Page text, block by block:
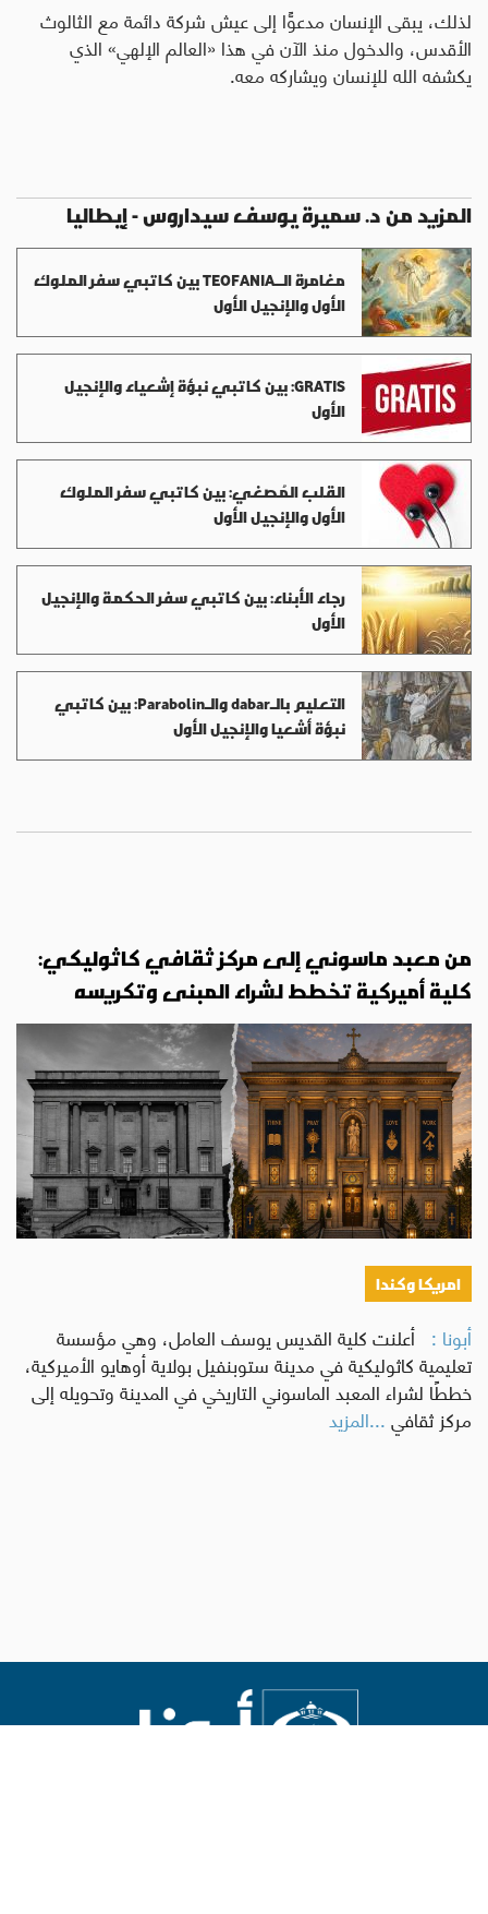
لذلك، يبقى الإنسان مدعوًّا إلى عيش شركة دائمة مع الثالوث
الأقدس، والدخول منذ الآن في هذا «العالم الإلهي» الذي
يكشفه الله للإنسان ويشاركه معه.
المزيد من د. سميرة يوسف سيداروس - إيطاليا
مغامرة الــTEOFANIA بين كاتبي سفر الملوك
الأول والإنجيل الأول
GRATIS: بين كاتبي نبؤة إشعياء والإنجيل
الأول
القلب المُصغي: بين كاتبي سفر الملوك
الأول والإنجيل الأول
رجاء الأبناء: بين كاتبي سفر الحكمة والإنجيل
الأول
التعليم بالـdabar والـParabolin: بين كاتبي
نبؤة أشعيا والإنجيل الأول
من معبد ماسوني إلى مركز ثقافي كاثوليكي:
كلية أميركية تخطط لشراء المبنى وتكريسه
امريكا وكندا
أبونا : أعلنت كلية القديس يوسف العامل، وهي مؤسسة
تعليمية كاثوليكية في مدينة ستوبنفيل بولاية أوهايو الأميركية،
خططًا لشراء المعبد الماسوني التاريخي في المدينة وتحويله إلى
مركز ثقافي...المزيد